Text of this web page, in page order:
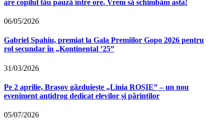
are copilul tău pauză între ore. Vrem să schimbăm asta!
06/05/2026
Gabriel Spahiu, premiat la Gala Premiilor Gopo 2026 pentru
rol secundar în „Kontinental ’25”
31/03/2026
Pe 2 aprilie, Brașov găzduiește „Linia ROȘIE” – un nou
eveniment antidrog dedicat elevilor și părinților
05/07/2026